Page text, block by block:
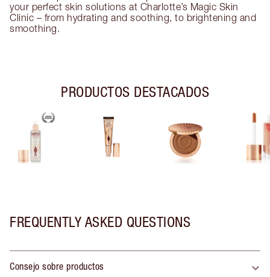
your perfect skin solutions at Charlotte’s Magic Skin
Clinic – from hydrating and soothing, to brightening and
smoothing.
PRODUCTOS DESTACADOS
FREQUENTLY ASKED QUESTIONS
Consejo sobre productos